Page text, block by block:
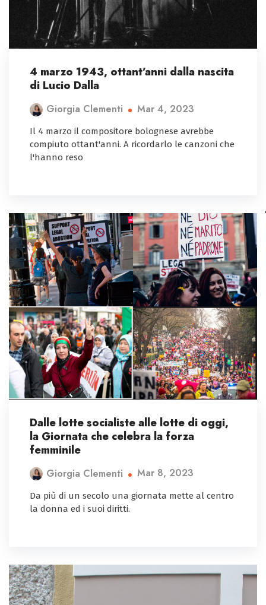
4 marzo 1943, ottant’anni dalla nascita
di Lucio Dalla
Giorgia Clementi Mar 4, 2023
Il 4 marzo il compositore bolognese avrebbe
compiuto ottant'anni. A ricordarlo le canzoni che
l'hanno reso
Dalle lotte socialiste alle lotte di oggi,
la Giornata che celebra la forza
femminile
Giorgia Clementi Mar 8, 2023
Da più di un secolo una giornata mette al centro
la donna ed i suoi diritti.